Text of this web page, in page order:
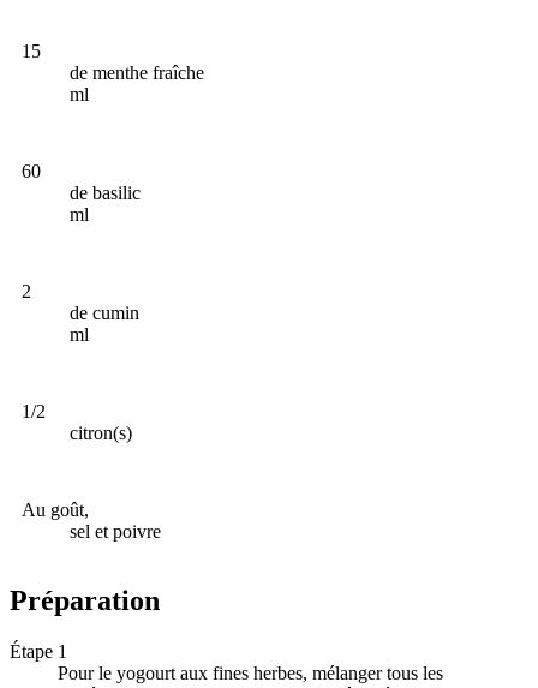
15
de menthe fraîche
ml
60
de basilic
ml
2
de cumin
ml
1/2
citron(s)
Au goût,
sel et poivre
Préparation
Étape 1
Pour le yogourt aux fines herbes, mélanger tous les